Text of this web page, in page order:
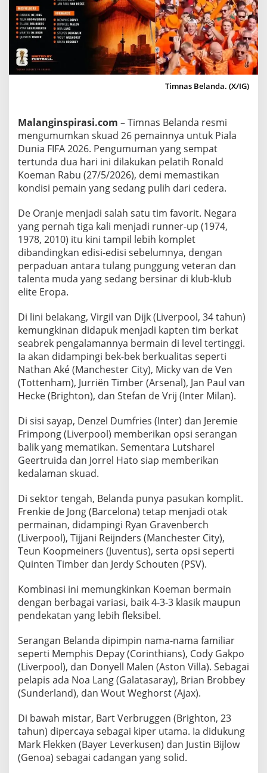
k
a
n
2
6
a
i
n
T
i
m
a
s
B
l
d
a
u
n
t
u
k
a
l
a
u
n
i
a
F
I
A
2
0
6
Timnas Belanda. (X/IG)
Malanginspirasi.com – Timnas Belanda resmi
mengumumkan skuad 26 pemainnya untuk Piala
Dunia FIFA 2026. Pengumuman yang sempat
tertunda dua hari ini dilakukan pelatih Ronald
Koeman Rabu (27/5/2026), demi memastikan
kondisi pemain yang sedang pulih dari cedera.
De Oranje menjadi salah satu tim favorit. Negara
yang pernah tiga kali menjadi runner-up (1974,
1978, 2010) itu kini tampil lebih komplet
dibandingkan edisi-edisi sebelumnya, dengan
perpaduan antara tulang punggung veteran dan
talenta muda yang sedang bersinar di klub-klub
elite Eropa.
Di lini belakang, Virgil van Dijk (Liverpool, 34 tahun)
kemungkinan didapuk menjadi kapten tim berkat
seabrek pengalamannya bermain di level tertinggi.
Ia akan didampingi bek-bek berkualitas seperti
Nathan Aké (Manchester City), Micky van de Ven
(Tottenham), Jurriën Timber (Arsenal), Jan Paul van
Hecke (Brighton), dan Stefan de Vrij (Inter Milan).
Di sisi sayap, Denzel Dumfries (Inter) dan Jeremie
Frimpong (Liverpool) memberikan opsi serangan
balik yang mematikan. Sementara Lutsharel
Geertruida dan Jorrel Hato siap memberikan
kedalaman skuad.
Di sektor tengah, Belanda punya pasukan komplit.
Frenkie de Jong (Barcelona) tetap menjadi otak
permainan, didampingi Ryan Gravenberch
(Liverpool), Tijjani Reijnders (Manchester City),
Teun Koopmeiners (Juventus), serta opsi seperti
Quinten Timber dan Jerdy Schouten (PSV).
Kombinasi ini memungkinkan Koeman bermain
dengan berbagai variasi, baik 4-3-3 klasik maupun
pendekatan yang lebih fleksibel.
Serangan Belanda dipimpin nama-nama familiar
seperti Memphis Depay (Corinthians), Cody Gakpo
(Liverpool), dan Donyell Malen (Aston Villa). Sebagai
pelapis ada Noa Lang (Galatasaray), Brian Brobbey
(Sunderland), dan Wout Weghorst (Ajax).
Di bawah mistar, Bart Verbruggen (Brighton, 23
tahun) dipercaya sebagai kiper utama. Ia didukung
Mark Flekken (Bayer Leverkusen) dan Justin Bijlow
(Genoa) sebagai cadangan yang solid.